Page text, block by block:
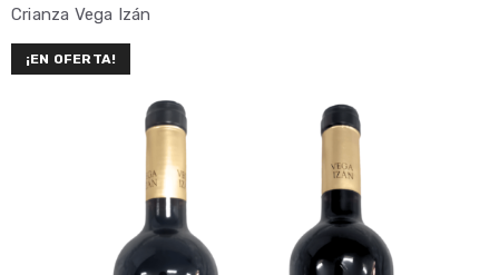
Crianza Vega Izán
¡EN OFERTA!